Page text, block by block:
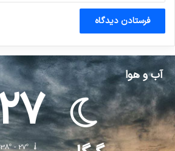
آب و هوا
38º - 27º